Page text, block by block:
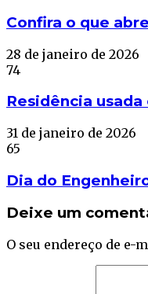
Confira o que
28 de janeiro de 2026
74
Residência
31 de janeiro de 2026
65
Dia do
Deixe um
O seu endereço de e-